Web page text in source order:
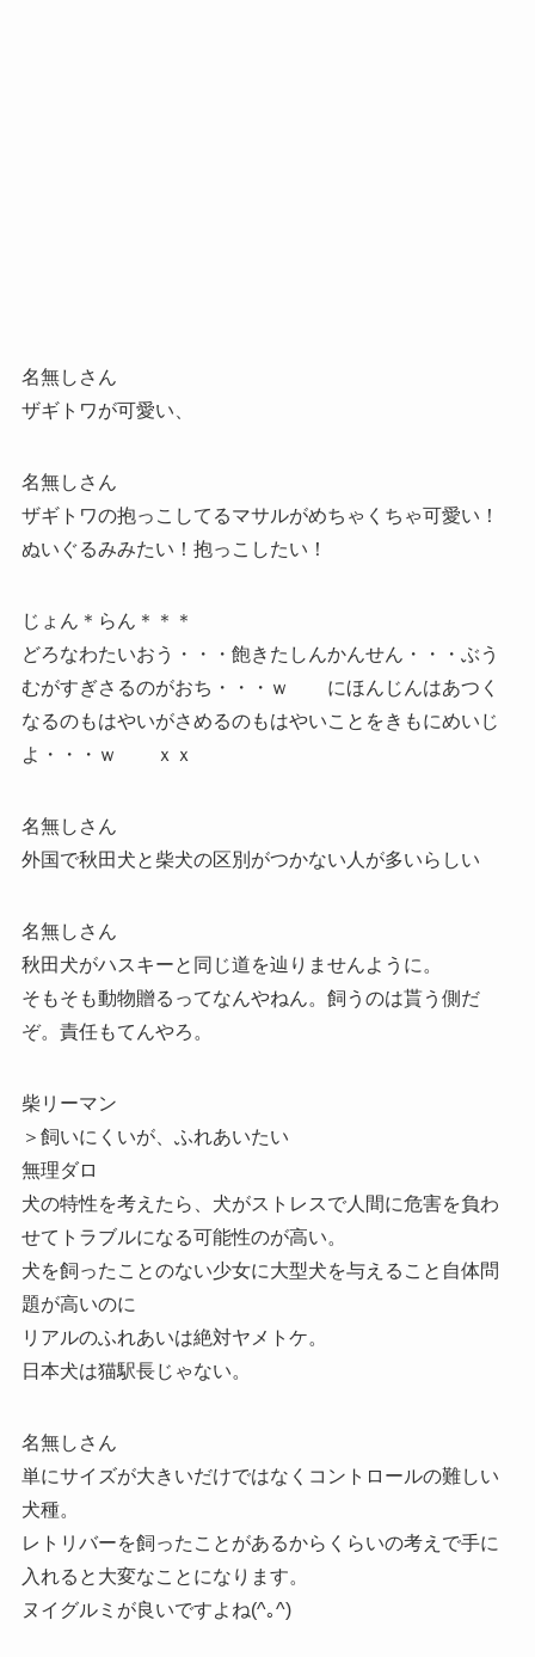
名無しさん
ザギトワが可愛い、
名無しさん
ザギトワの抱っこしてるマサルがめちゃくちゃ可愛い！
ぬいぐるみみたい！抱っこしたい！
じょん＊らん＊＊＊
どろなわたいおう・・・飽きたしんかんせん・・・ぶう
むがすぎさるのがおち・・・ｗ にほんじんはあつく
なるのもはやいがさめるのもはやいことをきもにめいじ
よ・・・ｗ ｘｘ
名無しさん
外国で秋田犬と柴犬の区別がつかない人が多いらしい
名無しさん
秋田犬がハスキーと同じ道を辿りませんように。
そもそも動物贈るってなんやねん。飼うのは貰う側だ
ぞ。責任もてんやろ。
柴リーマン
＞飼いにくいが、ふれあいたい
無理ダロ
犬の特性を考えたら、犬がストレスで人間に危害を負わ
せてトラブルになる可能性のが高い。
犬を飼ったことのない少女に大型犬を与えること自体問
題が高いのに
リアルのふれあいは絶対ヤメトケ。
日本犬は猫駅長じゃない。
名無しさん
単にサイズが大きいだけではなくコントロールの難しい
犬種。
レトリバーを飼ったことがあるからくらいの考えで手に
入れると大変なことになります。
ヌイグルミが良いですよね(^｡^)